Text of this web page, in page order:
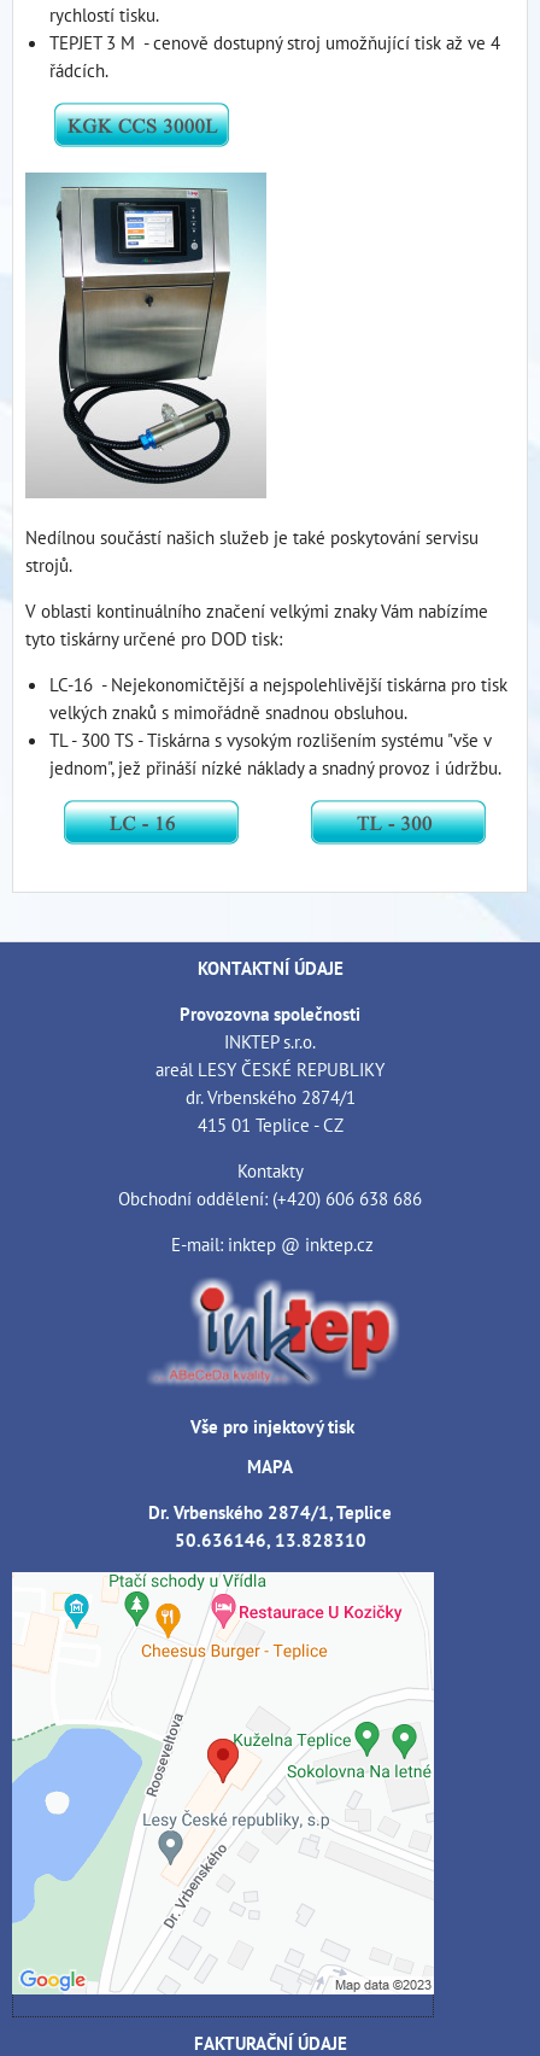
rychlostí tisku.
TEPJET 3 M - cenově dostupný stroj umožňující tisk až ve 4
řádcích.
Nedílnou součástí našich služeb je také poskytování servisu
strojů.
V oblasti kontinuálního značení velkými znaky Vám nabízíme
tyto tiskárny určené pro DOD tisk:
LC-16 - Nejekonomičtější a nejspolehlivější tiskárna pro tisk
velkých znaků s mimořádně snadnou obsluhou.
TL - 300 TS - Tiskárna s vysokým rozlišením systému "vše v
jednom", jež přináší nízké náklady a snadný provoz i údržbu.
KONTAKTNÍ ÚDAJE
Provozovna společnosti
INKTEP s.r.o.
areál LESY ČESKÉ REPUBLIKY
dr. Vrbenského 2874/1
415 01 Teplice - CZ
Kontakty
Obchodní oddělení: (+420) 606 638 686
E-mail: inktep @ inktep.cz
Vše pro injektový tisk
MAPA
Dr. Vrbenského 2874/1, Teplice
50.636146, 13.828310
Externí obsah je blokován Volbami
soukromí
Přejete si načíst externí obsah?
Povolit jednou
Povolit a zapamatovat - souhlas s druhem
cookie: Funkční
Otevřít obsah v novém okně
FAKTURAČNÍ ÚDAJE